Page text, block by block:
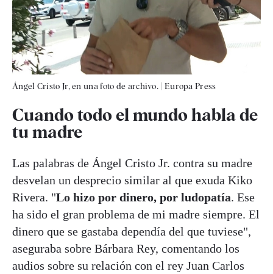
Ángel Cristo Jr, en una foto de archivo. Europa Press
Cuando todo el mundo habla de
tu madre
Las palabras de Ángel Cristo Jr. contra su madre
desvelan un desprecio similar al que exuda Kiko
Rivera. "Lo hizo por dinero, por ludopatía. Ese
ha sido el gran problema de mi madre siempre. El
dinero que se gastaba dependía del que tuviese",
aseguraba sobre Bárbara Rey, comentando los
audios sobre su relación con el rey Juan Carlos